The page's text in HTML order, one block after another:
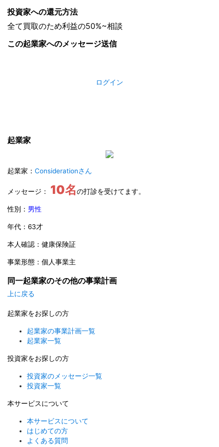
投資家への還元方法
全て買取のため利益の50%~相談
この起業家へのメッセージ送信
ログイン
起業家
起業家： Considerationさん
メッセージ： 10名の打診を受けてます。
性別： 男性
年代：63才
本人確認：健康保険証
事業形態：個人事業主
同一起業家のその他の事業計画
上に戻る
起業家をお探しの方
起業家の事業計画一覧
起業家一覧
投資家をお探しの方
投資家のメッセージ一覧
投資家一覧
本サービスについて
本サービスについて
はじめての方
よくある質問